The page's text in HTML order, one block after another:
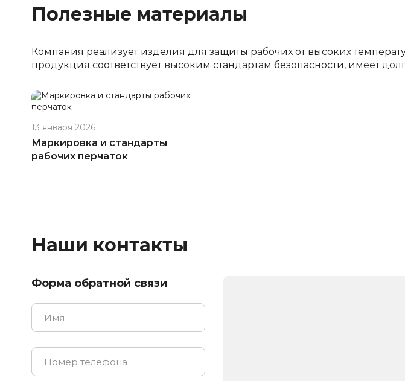
Полезные материалы
Компания реализует изделия для защиты рабочих от высоких
продукция соответствует высоким стандартам безопасности, имеет
13 января 2026
Маркировка и стандарты
рабочих перчаток
Наши контакты
Форма обратной связи